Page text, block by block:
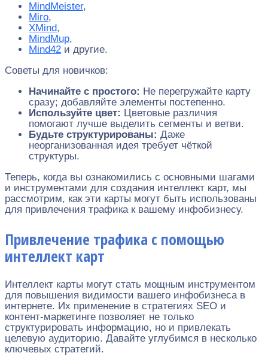
MindMeister,
Miro,
XMind,
MindMup,
Mind42 и другие.
Советы для новичков:
Начинайте с простого: Не перегружайте карту
сразу; добавляйте элементы постепенно.
Используйте цвет: Цветовые различия
помогают лучше выделить сегменты и ветви.
Будьте структурированы: Даже
неорганизованная идея требует чёткой
структуры.
Теперь, когда вы ознакомились с основными шагами
и инструментами для создания интеллект карт, мы
рассмотрим, как эти карты могут быть использованы
для привлечения трафика к вашему инфобизнесу.
Привлечение трафика с помощью
интеллект карт
Интеллект карты могут стать мощным инструментом
для повышения видимости вашего инфобизнеса в
интернете. Их применение в стратегиях SEO и
контент-маркетинге позволяет не только
структурировать информацию, но и привлекать
целевую аудиторию. Давайте углубимся в несколько
ключевых стратегий.